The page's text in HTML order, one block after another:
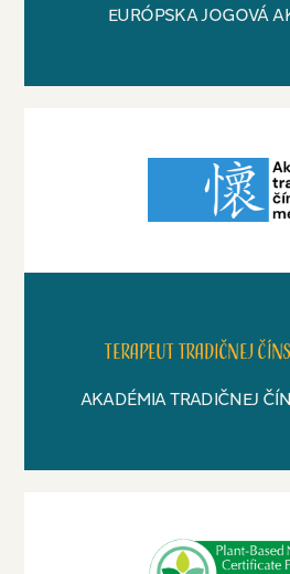
EURÓPSKA JOGOVÁ
Terapeut tradičnej
AKADÉMIA TRADIČNEJ